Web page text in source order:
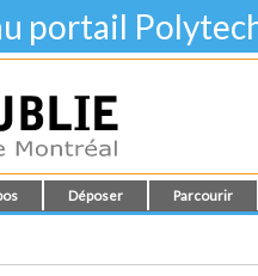
portail
Déposer Parcourir